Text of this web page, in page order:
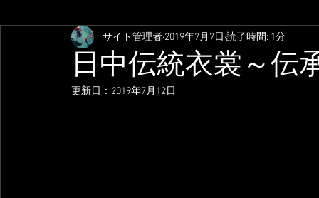
日中伝統衣裳～伝
サイト管理者 2019年7月7日 読了時間: 1分
更新日： 2019年7月12日